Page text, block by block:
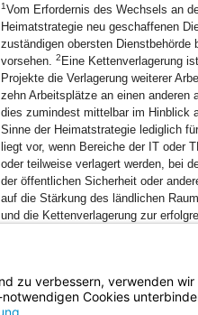
1Vom Erfordernis des Wechsels an
Heimatstrategie neu geschaffenen
zuständigen obersten
vorsehen. 2 Eine Kettenverlagerung
Projekte die Verlagerung weiterer
zehn Arbeitsplätze an einen anderen
dies zumindest mittelbar im Hinblick
Sinne der Heimatstrategie lediglich
liegt vor, wenn Bereiche der IT oder
oder teilweise verlagert werden, bei
der öffentlichen Sicherheit oder
auf die Stärkung des ländlichen
und die Kettenverlagerung zur